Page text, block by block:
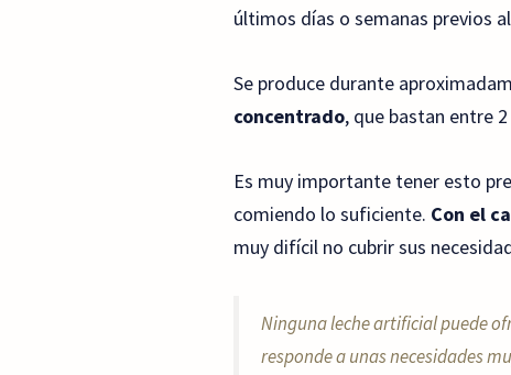
últimos días o semanas previos
Se produce durante
concentrado, que bastan entre
Es muy importante tener esto
comiendo lo suficiente. Con el
muy difícil no cubrir sus
Ninguna leche artificial puede
responde a unas necesidades